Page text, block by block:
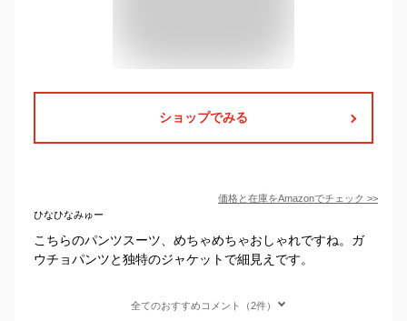
ショップでみる
価格と在庫をAmazonでチェック >>
ひなひなみゅー
こちらのパンツスーツ、めちゃめちゃおしゃれですね。ガ
ウチョパンツと独特のジャケットで細見えです。
全てのおすすめコメント（2件）